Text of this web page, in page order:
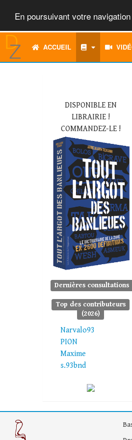
En poursuivant votre
ACCUEIL
DISPONIBLE EN
LIBRAIRIE !
COMMANDEZ-LE !
Dernières consultations
Top des contributeurs
(2026)
Narvalo93
PION
Maxime
s.93bnd